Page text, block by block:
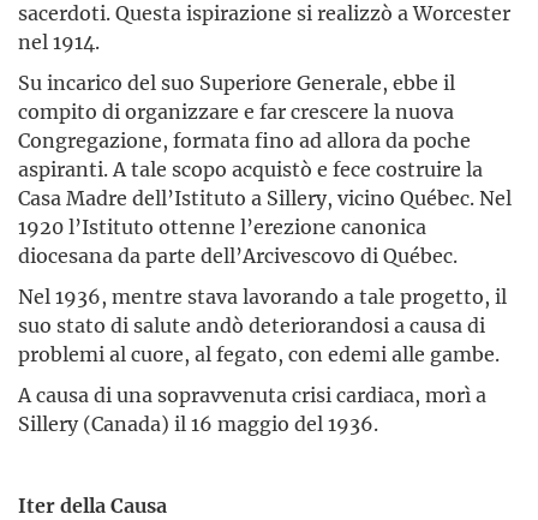
sacerdoti. Questa ispirazione si realizzò a Worcester
nel 1914.
Su incarico del suo Superiore Generale, ebbe il
compito di organizzare e far crescere la nuova
Congregazione, formata fino ad allora da poche
aspiranti. A tale scopo acquistò e fece costruire la
Casa Madre dell’Istituto a Sillery, vicino Québec. Nel
1920 l’Istituto ottenne l’erezione canonica
diocesana da parte dell’Arcivescovo di Québec.
Nel 1936, mentre stava lavorando a tale progetto, il
suo stato di salute andò deteriorandosi a causa di
problemi al cuore, al fegato, con edemi alle gambe.
A causa di una sopravvenuta crisi cardiaca, morì a
Sillery (Canada) il 16 maggio del 1936.
Iter della Causa